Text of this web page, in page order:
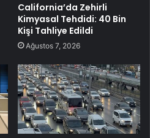
California’da Zehirli
Kimyasal Tehdidi: 40 Bin
Kişi Tahliye Edildi
Ağustos 7, 2026